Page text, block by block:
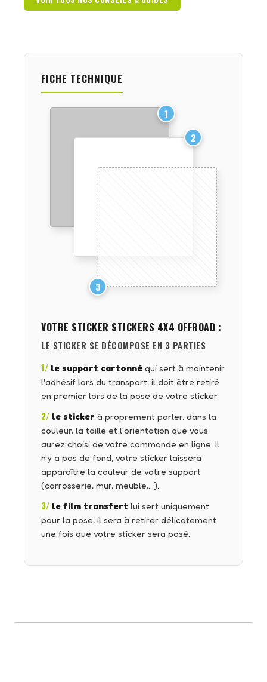
FICHE TECHNIQUE
1
2
3
VOTRE STICKER STICKERS 4X4 OFFROAD :
LE STICKER SE DÉCOMPOSE EN 3 PARTIES
1/ le support cartonné qui sert à maintenir
l'adhésif lors du transport, il doit être retiré
en premier lors de la pose de votre sticker.
2/ le sticker à proprement parler, dans la
couleur, la taille et l'orientation que vous
aurez choisi de votre commande en ligne. Il
n'y a pas de fond, votre sticker laissera
apparaître la couleur de votre support
(carrosserie, mur, meuble,…).
3/ le film transfert lui sert uniquement
pour la pose, il sera à retirer délicatement
une fois que votre sticker sera posé.